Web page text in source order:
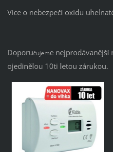
Více o nebezpečí oxidu
Doporučujeme nejprodávanější
ojedinělou 10ti letou zárukou.